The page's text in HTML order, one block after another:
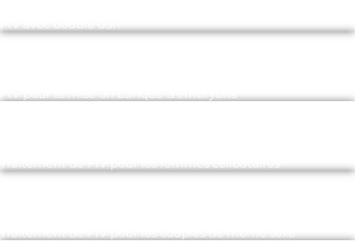
FIV avec double don
FIV pour la mise en banque d’embryons
Traitement de FIV pour les femmes célibataires
Traitement de FIV pour les couples de même sexe